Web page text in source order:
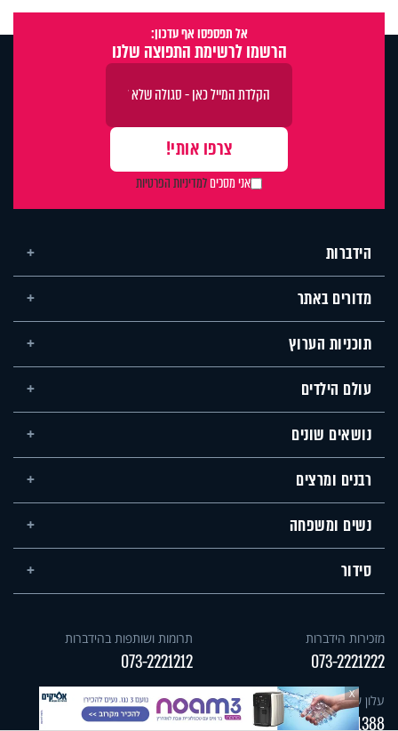
אל תפספסו אף עדכון:
הרשמו לרשימת התפוצה שלנו
אני מסכיםלמדיניות הפרטיות
הידברות
מדורים באתר
תוכניות הערוץ
עולם הילדים
נושאים שונים
רבנים ומרצים
נשים ומשפחה
סידור
מזכירות הידברות
073-2221222
תרומות ושותפות בהידברות
073-2221212
עלון שבת - עונג שבת
073-2221388
עולם הילדים
073-3592800
X